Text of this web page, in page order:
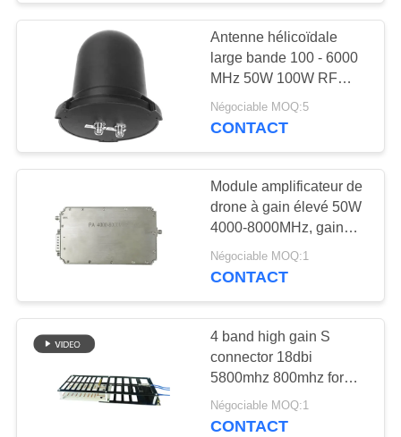
NOUVELLES
BLOGUE
DEMANDEZ
CITATION
DU
SITE
PRIVACY
amplificateur de
puissance de rf
36
Amplificateur de
puissance à bande
large
Antenne hélicoïdale
large bande 100 - 6000
MHz 50W 100W RF
Antenne
omnidirectionnelle 6.5
Négociable MOQ:5
CONTACT
Module amplificateur de
drone à gain élevé 50W
4000-8000MHz, gain
47dB, sortie stable 1dB
Négociable MOQ:1
CONTACT
4 band high gain S
connector 18dbi
5800mhz 800mhz for
anti drone jammer
equipment
Négociable MOQ:1
CONTACT